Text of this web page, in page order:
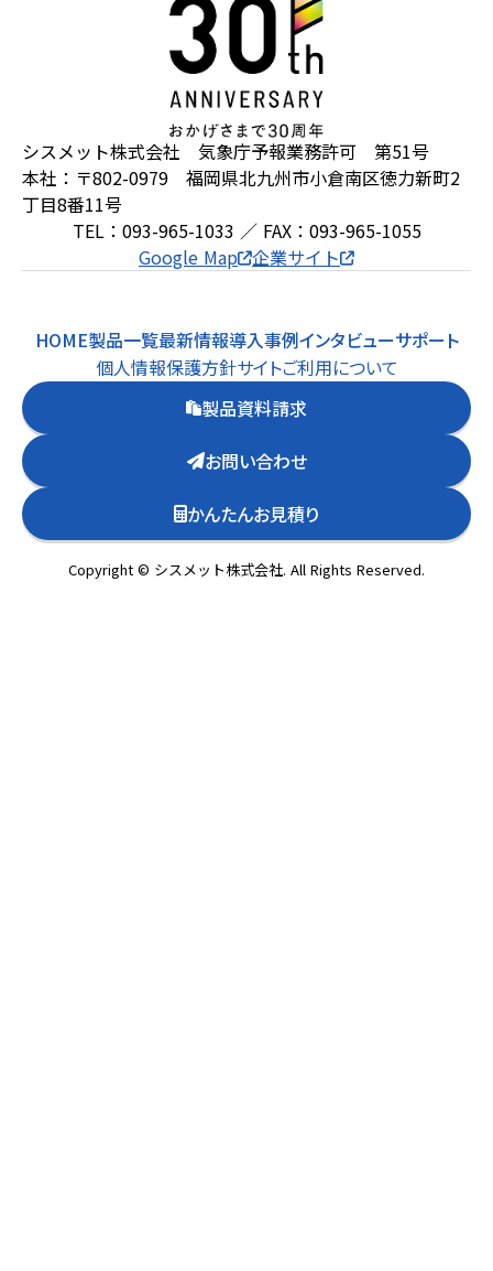
シスメット株式会社 気象庁予報業務許可 第51号
本社：〒802-0979 福岡県北九州市小倉南区徳力新町2
丁目8番11号
TEL：093-965-1033 ／ FAX：093-965-1055
Google Map 企業サイト
HOME製品一覧最新情報導入事例インタビューサポート
個人情報保護方針サイトご利用について
製品資料請求
お問い合わせ
かんたんお見積り
Copyright © シスメット株式会社. All Rights Reserved.